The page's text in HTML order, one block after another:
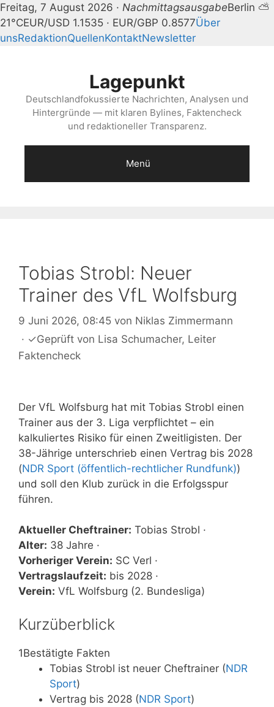
Freitag, 7 August 2026 · NachmittagsausgabeBerlin ⛅
21°CEUR/USD 1.1535 · EUR/GBP 0.8577Über
unsRedaktionQuellenKontaktNewsletter
Lagepunkt
Deutschlandfokussierte Nachrichten, Analysen und
Hintergründe — mit klaren Bylines, Faktencheck
und redaktioneller Transparenz.
Menü
Tobias Strobl: Neuer
Trainer des VfL Wolfsburg
9 Juni 2026, 08:45 von Niklas Zimmermann
· ✓Geprüft von Lisa Schumacher, Leiter
Faktencheck
Der VfL Wolfsburg hat mit Tobias Strobl einen
Trainer aus der 3. Liga verpflichtet – ein
kalkuliertes Risiko für einen Zweitligisten. Der
38-Jährige unterschrieb einen Vertrag bis 2028
(NDR Sport (öffentlich-rechtlicher Rundfunk))
und soll den Klub zurück in die Erfolgsspur
führen.
Aktueller Cheftrainer: Tobias Strobl ·
Alter: 38 Jahre ·
Vorheriger Verein: SC Verl ·
Vertragslaufzeit: bis 2028 ·
Verein: VfL Wolfsburg (2. Bundesliga)
Kurzüberblick
1Bestätigte Fakten
Tobias Strobl ist neuer Cheftrainer (NDR
Sport)
Vertrag bis 2028 (NDR Sport)